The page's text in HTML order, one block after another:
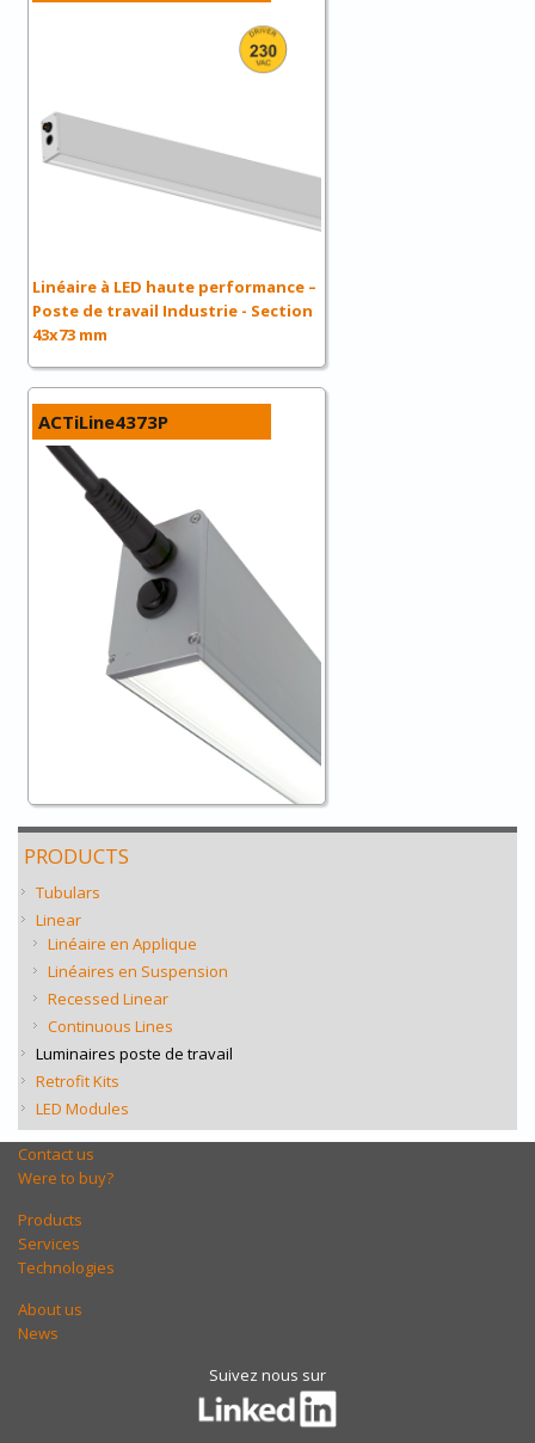
Linéaire à LED haute performance –
Poste de travail Industrie - Section
43x73 mm
ACTiLine4373P
Linéaire à LED gradable haute
PRODUCTS
Tubulars
Linear
Linéaire en Applique
Linéaires en Suspension
Recessed Linear
Continuous Lines
Luminaires poste de travail
Retrofit Kits
LED Modules
Contact us
Were to buy?
Products
Services
Technologies
About us
News
Suivez nous sur